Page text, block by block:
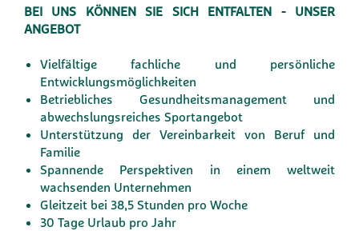
BEI UNS KÖNNEN SIE SICH ENTFALTEN - UNSER
ANGEBOT
Vielfältige fachliche und persönliche
Entwicklungsmöglichkeiten
Betriebliches Gesundheitsmanagement und
abwechslungsreiches Sportangebot
Unterstützung der Vereinbarkeit von Beruf und
Familie
Spannende Perspektiven in einem weltweit
wachsenden Unternehmen
Gleitzeit bei 38,5 Stunden pro Woche
30 Tage Urlaub pro Jahr